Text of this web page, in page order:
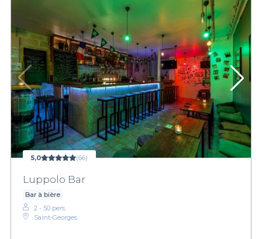
5,0 (66)
Luppolo Bar
Bar à bière
2 - 50 pers.
Saint-Georges